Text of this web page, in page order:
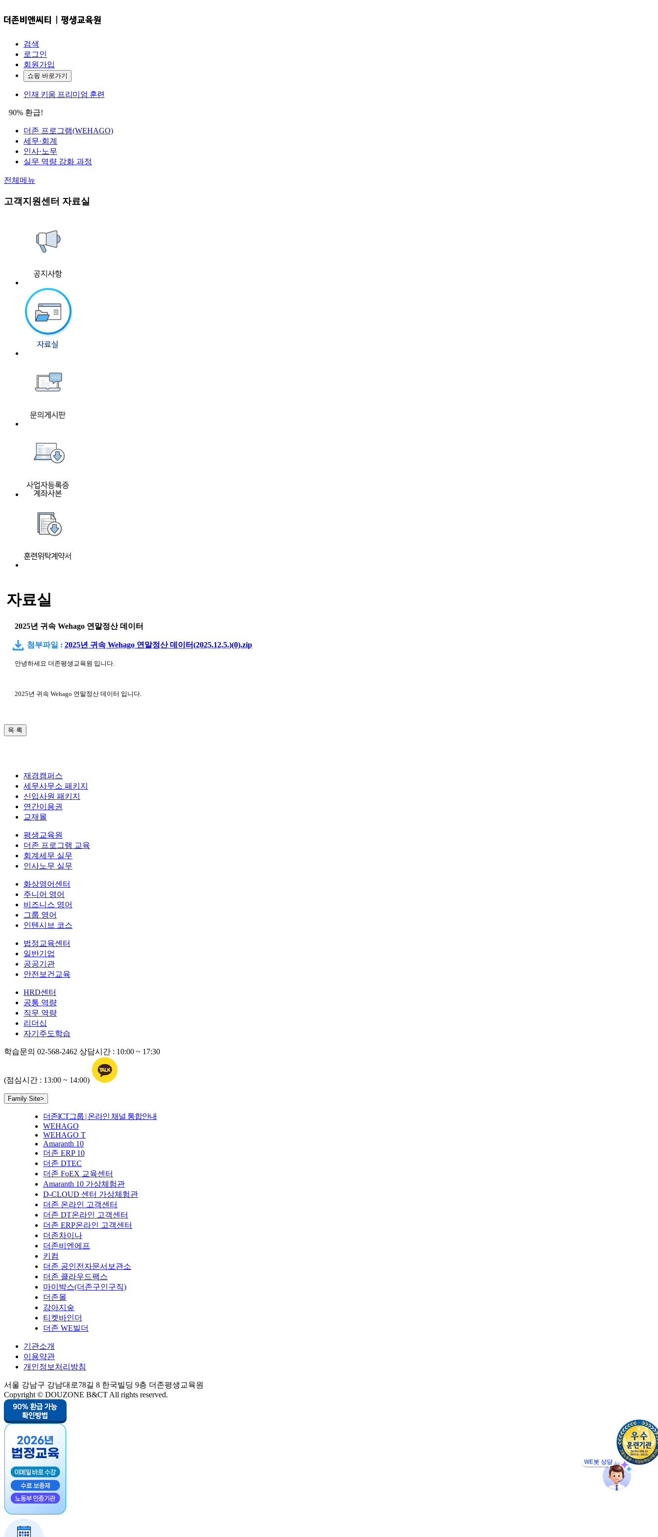
검색
로그인
회원가입
쇼핑 바로가기
인재 키움 프리미엄 훈련
90% 환급!
더존 프로그램(WEHAGO)
세무·회계
인사·노무
실무 역량 강화 과정
전체메뉴
고객지원센터 자료실
자료실
2025년 귀속 Wehago 연말정산 데이터
첨부파일 : 2025년 귀속 Wehago 연말정산 데이터(2025.12.5.)(0).zip
안녕하세요 더존평생교육원 입니다.
2025년 귀속 Wehago 연말정산 데이터 입니다.
재경캠퍼스
세무사무소 패키지
신입사원 패키지
연간이용권
교재몰
평생교육원
더존 프로그램 교육
회계세무 실무
인사노무 실무
화상영어센터
주니어 영어
비즈니스 영어
그룹 영어
인텐시브 코스
법정교육센터
일반기업
공공기관
안전보건교육
HRD센터
공통 역량
직무 역량
리더십
자기주도학습
학습문의 02-568-2462 상담시간 : 10:00 ~ 17:30
(점심시간 : 13:00 ~ 14:00)
Family Site>
더존ICT그룹 | 온라인 채널 통합안내
WEHAGO
WEHAGO T
Amaranth 10
더존 ERP 10
더존 DTEC
더존 FoEX 교육센터
Amaranth 10 가상체험관
D-CLOUD 센터 가상체험관
더존 온라인 고객센터
더존 DT온라인 고객센터
더존 ERP온라인 고객센터
더존차이나
더존비엔에프
키컴
더존 공인전자문서보관소
더존 클라우드팩스
마이박스(더존구인구직)
더존몰
강아지숲
티켓바인더
더존 WE빌더
기관소개
이용약관
개인정보처리방침
서울 강남구 강남대로78길 8 한국빌딩 9층 더존평생교육원
Copyright © DOUZONE B&CT All rights reserved.